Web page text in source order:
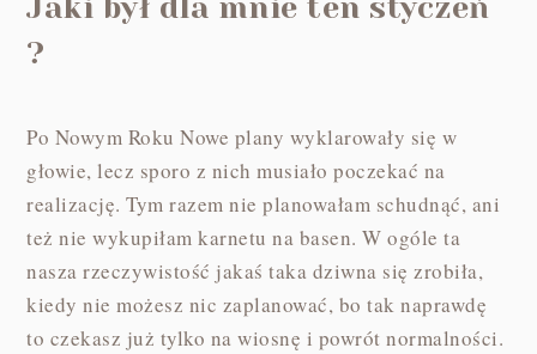
Jaki był dla mnie ten styczeń
?
Po Nowym Roku Nowe plany wyklarowały się w
głowie, lecz sporo z nich musiało poczekać na
realizację. Tym razem nie planowałam schudnąć, ani
też nie wykupiłam karnetu na basen. W ogóle ta
nasza rzeczywistość jakaś taka dziwna się zrobiła,
kiedy nie możesz nic zaplanować, bo tak naprawdę
to czekasz już tylko na wiosnę i powrót normalności.